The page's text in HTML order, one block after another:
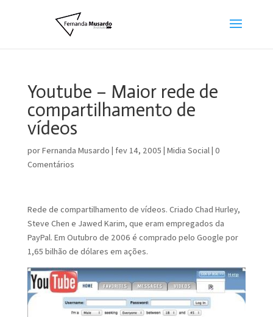
Youtube – Maior rede de
compartilhamento de
vídeos
porFernanda Musardo | fev 14, 2005 | Midia Social| 0
Comentários
Rede de compartilhamento de vídeos. Criado Chad Hurley,
Steve Chen e Jawed Karim, que eram empregados da
PayPal. Em Outubro de 2006 é comprado pelo Google por
1,65 bilhão de dólares em ações.